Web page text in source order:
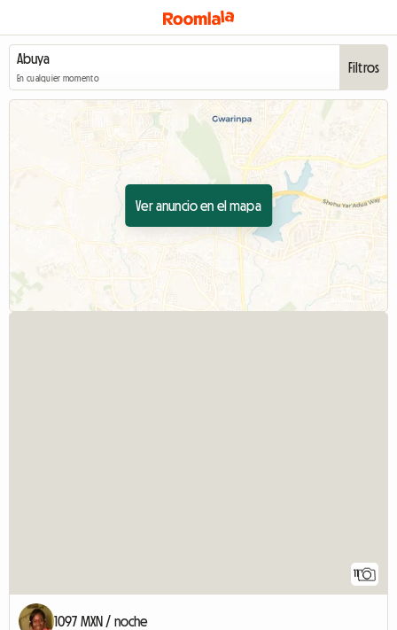
En cualquier momento
Filtros
Ver anuncio en el mapa
11
1097 MXN / noche